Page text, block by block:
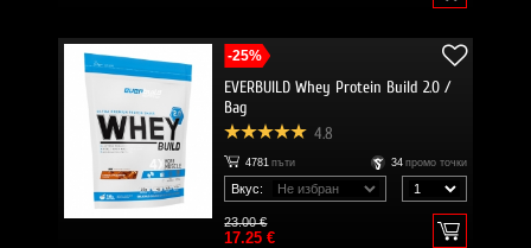
-25%
EVERBUILD Whey Protein Build 2.0 /
Bag
4.8
4781 пъти 34 промо точки
Вкус:
23.00 €
17.25 €